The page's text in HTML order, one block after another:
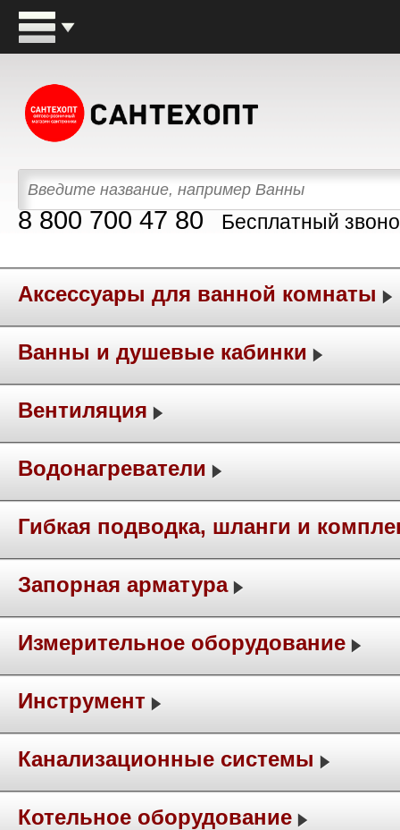
8 800 700 47 80 Бесплатный
Аксессуары для ванной комнаты
Ванны и душевые кабинки
Вентиляция
Водонагреватели
Гибкая подводка, шланги и
Запорная арматура
Измерительное оборудование
Инструмент
Канализационные системы
Котельное оборудование